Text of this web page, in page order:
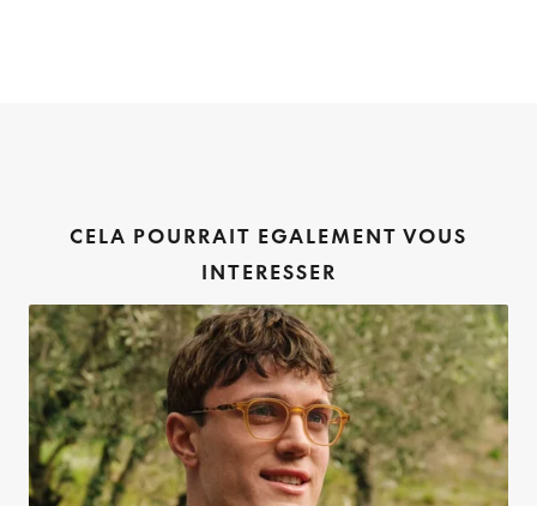
CELA POURRAIT EGALEMENT VOUS
INTERESSER